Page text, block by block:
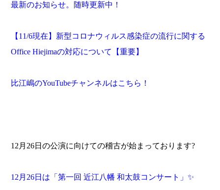
最新のお知らせ。随時更新中！
【 11/6現在】新型コロナウィルス感染症の流行に関する
Office Hiejimaの対応について【重要】
比江嶋のYouTubeチャンネルはこちら！
12月26日の公演に向けての稽古が始まっております?
12 月 26日は「第一回 近江八幡 和太鼓コンサート」✨